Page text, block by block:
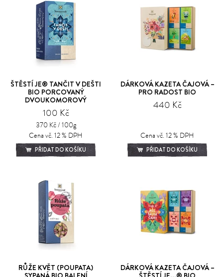
ŠTĚSTÍ JE® TANČIT V DEŠTI
BIO PORCOVANÝ
DVOUKOMOROVÝ
100 Kč
370 Kč / 100g
Cena vč. 12 % DPH
PŘIDAT DO KOŠÍKU
DÁRKOVÁ KAZETA ČAJOVÁ –
PRO RADOST BIO
440 Kč
Cena vč. 12 % DPH
PŘIDAT DO KOŠÍKU
RŮŽE KVĚT (POUPATA)
DÁRKOVÁ KAZETA ČAJOVÁ –